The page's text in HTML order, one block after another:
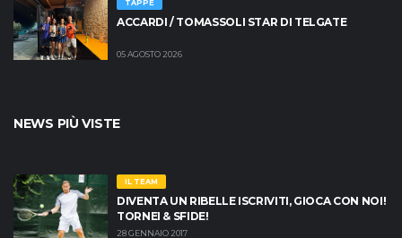
TAPPE
ACCARDI / TOMASSOLI STAR DI TELGATE
05 AGOSTO 2026
NEWS PIÙ VISTE
IL TEAM
DIVENTA UN RIBELLE ISCRIVITI, GIOCA CON NOI!
TORNEI & SFIDE!
28 GENNAIO 2017